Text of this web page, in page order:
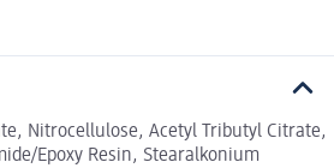
Nitrocellulose, Acetyl Tributyl Citrate,
Epoxy Resin, Stearalkonium